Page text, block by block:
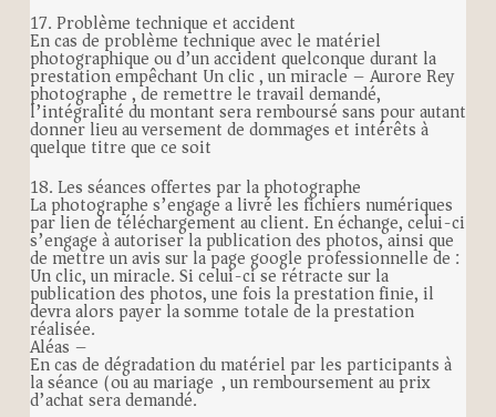
17. Problème technique et accident
En cas de problème technique avec le matériel
photographique ou d’un accident quelconque durant la
prestation empêchant Un clic , un miracle – Aurore Rey
photographe , de remettre le travail demandé,
l’intégralité du montant sera remboursé sans pour autant
donner lieu au versement de dommages et intérêts à
quelque titre que ce soit
18. Les séances offertes par la photographe
La photographe s’engage a livré les fichiers numériques
par lien de téléchargement au client. En échange, celui-ci
s’engage à autoriser la publication des photos, ainsi que
de mettre un avis sur la page google professionnelle de :
Un clic, un miracle. Si celui-ci se rétracte sur la
publication des photos, une fois la prestation finie, il
devra alors payer la somme totale de la prestation
réalisée.
Aléas –
En cas de dégradation du matériel par les participants à
la séance (ou au mariage), un remboursement au prix
d’achat sera demandé.